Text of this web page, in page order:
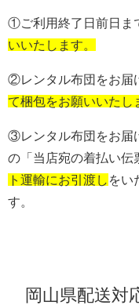
①ご利用終了日前日ま
いいたします。
②レンタル布団をお届
て梱包をお願いいたし
③レンタル布団をお届
の「当店宛の着払い伝
ト運輸にお引渡し をい
す。
岡山県配送対